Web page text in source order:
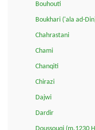
Bouhouti
Boukhari ('ala ad-
Chahrastani
Chami
Chanqiti
Chirazi
Dajwi
Dardir